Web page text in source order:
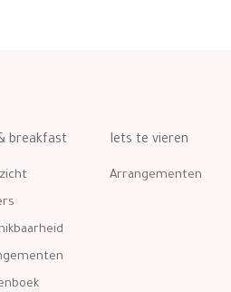
breakfast Iets te vieren
Arrangementen